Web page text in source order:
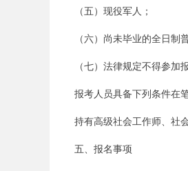
（五）现役军人；
（六）尚未毕业的全日制
（七）法律规定不得参加
报考人员具备下列条件在
持有高级社会工作师、社
五、报名事项